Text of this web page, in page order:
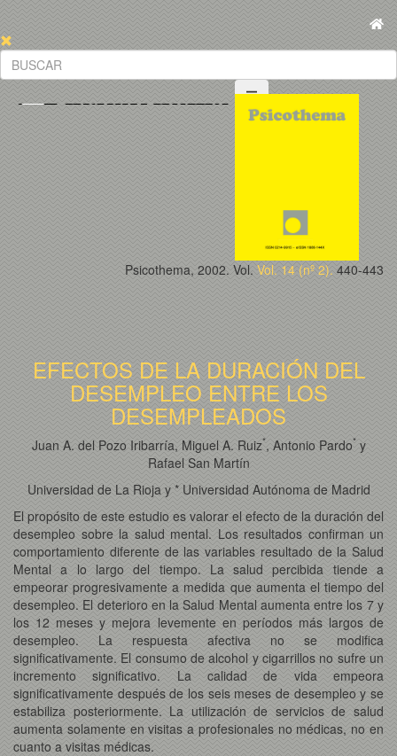
Psicothema, 2002. Vol. Vol. 14 (nº 2). 440-443
EFECTOS DE LA DURACIÓN DEL
DESEMPLEO ENTRE LOS
DESEMPLEADOS
Juan A. del Pozo Iribarría, Miguel A. Ruiz*, Antonio Pardo*y
Rafael San Martín
Universidad de La Rioja y * Universidad Autónoma de Madrid
El propósito de este estudio es valorar el efecto de la duración del
desempleo sobre la salud mental. Los resultados confirman un
comportamiento diferente de las variables resultado de la Salud
Mental a lo largo del tiempo. La salud percibida tiende a
empeorar progresivamente a medida que aumenta el tiempo del
desempleo. El deterioro en la Salud Mental aumenta entre los 7 y
los 12 meses y mejora levemente en períodos más largos de
desempleo. La respuesta afectiva no se modifica
significativamente. El consumo de alcohol y cigarrillos no sufre un
incremento significativo. La calidad de vida empeora
significativamente después de los seis meses de desempleo y se
estabiliza posteriormente. La utilización de servicios de salud
aumenta solamente en visitas a profesionales no médicas, no en
cuanto a visitas médicas.